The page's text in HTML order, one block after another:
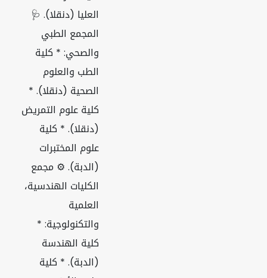
العليا (دنقلا). 🩺
المجمع الطبي
والصحي: * كلية
الطب والعلوم
الصحية (دنقلا). *
كلية علوم التمريض
(دنقلا). * كلية
علوم المختبرات
(الدبة). ⚙️ مجمع
الكليات الهندسية،
العلمية
والتكنولوجية: *
كلية الهندسة
(الدبة). * كلية